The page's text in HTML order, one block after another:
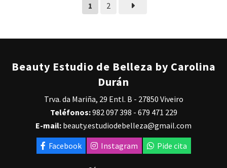
1 2
Beauty Estudio de Belleza by Carolina
Durán
Trva. da Mariña, 29 Entl. B - 27850 Viveiro
Teléfonos:982 097 398 - 679 471 229
E-mail: beauty.estudiodebelleza@gmail.com
Facebook
Instagram Pide cita